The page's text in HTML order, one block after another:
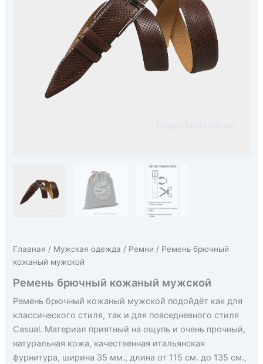
Главная / Мужская одежда / Ремни / Ремень брючный
кожаный мужской
Ремень брючный кожаный мужской
Ремень брючный кожаный мужской подойдёт как для
классического стиля, так и для повседневного стиля
Casual. Материал приятный на ощупь и очень прочный,
натуральная кожа, качественная итальянская
фурнитура, ширина 35 мм.,длина от 115 см. до 135 см.,